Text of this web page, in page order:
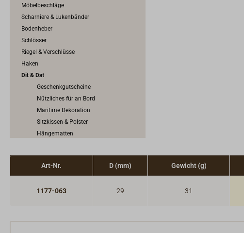
Möbelbeschläge
Scharniere & Lukenbänder
Bodenheber
Schlösser
Riegel & Verschlüsse
Haken
Dit & Dat
Geschenkgutscheine
Nützliches für an Bord
Maritime Dekoration
Sitzkissen & Polster
Hängematten
Staunetze & Aufbewahrung
Fischerhemden & Südwester
Art-Nr. D (mm) Gewicht (g)
1177-063 29 31